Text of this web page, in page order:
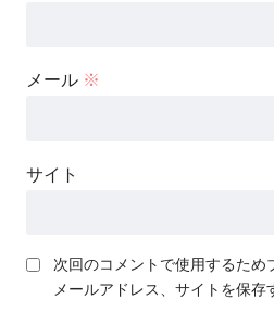
メール ※
サイト
次回のコメントで使用するため
メールアドレス、サイトを保存